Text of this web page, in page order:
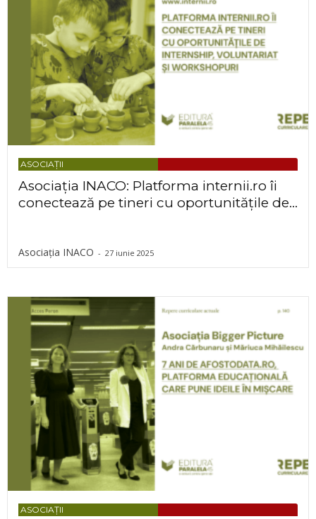
ASOCIAȚII
Asociația INACO: Platforma internii.ro îi
conectează pe tineri cu oportunitățile de...
Asociația INACO - 27 iunie 2025
ASOCIAȚII